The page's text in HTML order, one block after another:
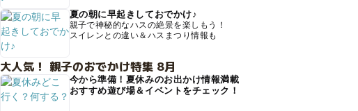
夏の朝に早起きしておでかけ♪
親子で神秘的なハスの絶景を楽しもう！
スイレンとの違い＆ハスまつり情報も
大人気！ 親子のおでかけ特集 8月
今から準備！夏休みのお出かけ情報満載
おすすめ遊び場＆イベントをチェック！